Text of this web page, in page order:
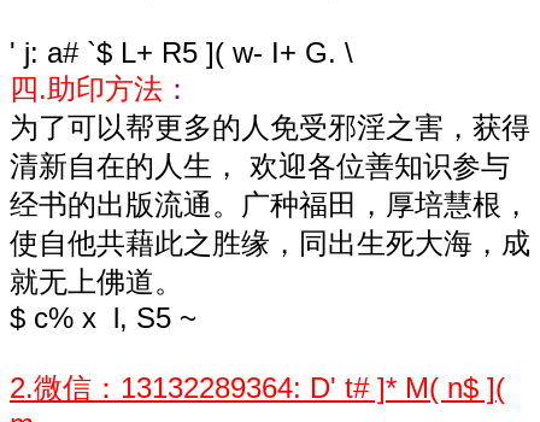
' j: a# `$ L+ R5 ]( w- I+ G. \
四.助印方法 ：
为了可以帮更多的人免受邪淫之害，获得
清新自在的人生， 欢迎各位善知识参与
经书的出版流通。广种福田，厚培慧根，
使自他共藉此之胜缘，同出生死大海，成
就无上佛道。
$ c% x l, S5 ~
2.微信：13132289364: D' t# ]* M( n$ ](